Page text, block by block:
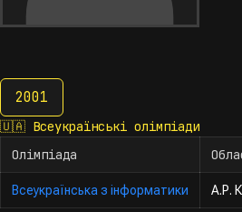
2001
2001
🇺🇦 Всеукраїнські олімпіади
Олімпіада
Всеукраїнська з інформатики А.Р.